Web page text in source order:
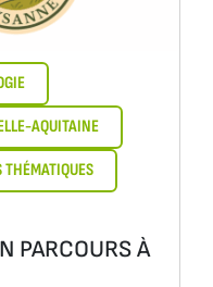
AQUITAINE
THÉMATIQUES
PARCOURS À